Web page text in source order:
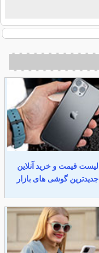
لیست قیمت و خرید آنلاین
جدیدترین گوشی های بازار